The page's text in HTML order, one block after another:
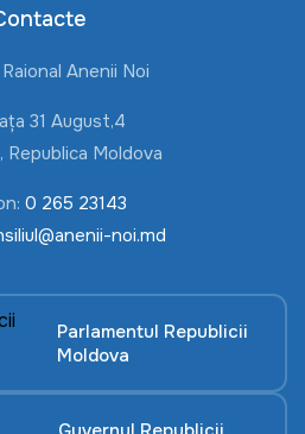
Anenii Noi
31 August,4
Republica Moldova
0 265 23143
noi.md
Parlamentul Republicii
Moldova